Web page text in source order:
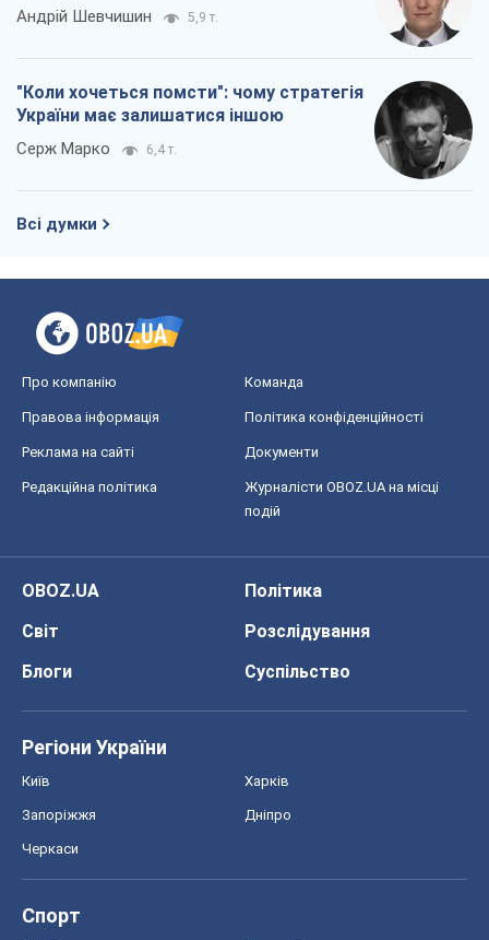
Андрій Шевчишин 5,9 т.
"Коли хочеться помсти": чому стратегія
України має залишатися іншою
Серж Марко 6,4 т.
Всі думки
Про компанію Команда
Правова інформація Політика конфіденційності
Реклама на сайті Документи
Редакційна політика
Журналісти OBOZ.UA на місці
подій
OBOZ.UA
Політика
Світ
Розслідування
Блоги
Суспільство
Регіони України
Київ Харків
Запоріжжя Дніпро
Черкаси
Спорт